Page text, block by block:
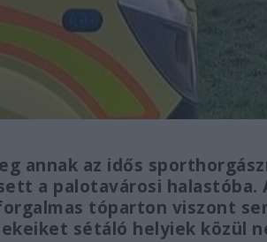
annak az idős
a palotavárosi
tóparton viszont
sétáló helyiek közül